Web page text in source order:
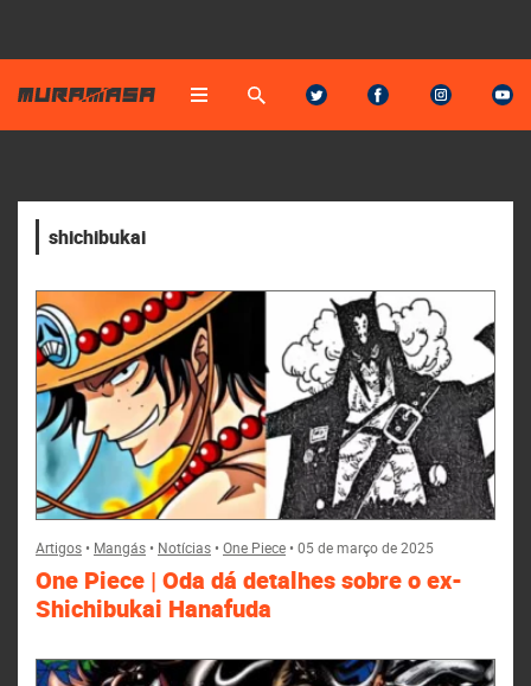
shichibukai
Artigos• Mangás• Notícias•One Piece•05 de março de 2025
One Piece | Oda dá detalhes sobre o ex-
Shichibukai Hanafuda